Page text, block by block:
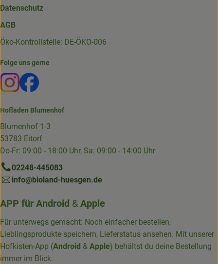
Datenschutz
AGB
Öko-Kontrollstelle: DE-ÖKO-006
Folge uns gerne
Externer Link zu https://www.instagram.com/die.hofkiste/
Externer Link zu https://www.facebook.com/p/Die-
Hofladen Blumenhof
Blumenhof 1-3
53783 Eitorf
Do-Fr: 09:00 - 18:00 Uhr, Sa: 09:00 - 14:00 Uhr
02248-445083
info@bioland-huesgen.de
APP für Android & Apple
Für unterwegs gemacht: Noch einfacher bestellen,
Lieblingsprodukte speichern, Lieferstatus ansehen. Mit unserer
Hofkisten-App (Android & Apple) behältst du deine Bestellung
immer im Blick.